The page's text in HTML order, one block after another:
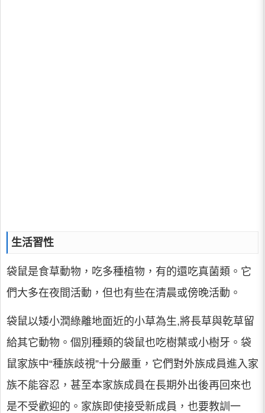
生活習性
袋鼠是食草動物，吃多種植物，有的還吃真菌類。它
們大多在夜間活動，但也有些在清晨或傍晚活動。
袋鼠以矮小潤綠離地面近的小草為生,將長草與乾草留
給其它動物。個別種類的袋鼠也吃樹葉或小樹牙。袋
鼠家族中“種族歧視”十分嚴重，它們對外族成員進入家
族不能容忍，甚至本家族成員在長期外出後再回來也
是不受歡迎的。家族即使接受新成員，也要教訓一